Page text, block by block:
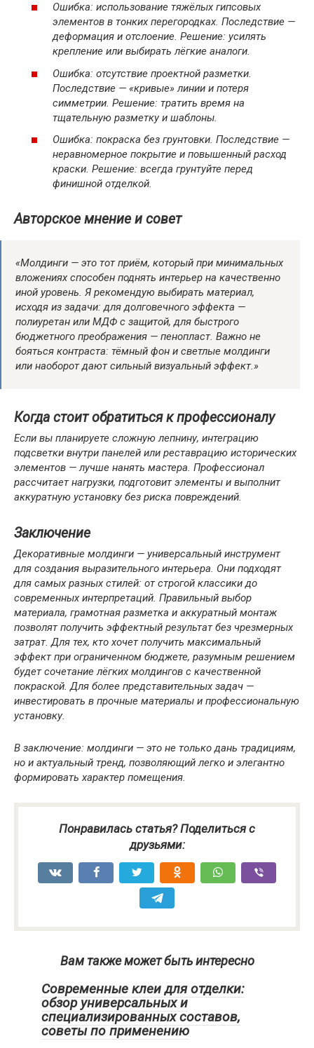
Ошибка: использование тяжёлых гипсовых
элементов в тонких перегородках. Последствие —
деформация и отслоение. Решение: усилять
крепление или выбирать лёгкие аналоги.
Ошибка: отсутствие проектной разметки.
Последствие — «кривые» линии и потеря
симметрии. Решение: тратить время на
тщательную разметку и шаблоны.
Ошибка: покраска без грунтовки. Последствие —
неравномерное покрытие и повышенный расход
краски. Решение: всегда грунтуйте перед
финишной отделкой.
Авторское мнение и совет
«Молдинги — это тот приём, который при минимальных
вложениях способен поднять интерьер на качественно
иной уровень. Я рекомендую выбирать материал,
исходя из задачи: для долговечного эффекта —
полиуретан или МДФ с защитой, для быстрого
бюджетного преображения — пенопласт. Важно не
бояться контраста: тёмный фон и светлые молдинги
или наоборот дают сильный визуальный эффект.»
Когда стоит обратиться к профессионалу
Если вы планируете сложную лепнину, интеграцию
подсветки внутри панелей или реставрацию исторических
элементов — лучше нанять мастера. Профессионал
рассчитает нагрузки, подготовит элементы и выполнит
аккуратную установку без риска повреждений.
Заключение
Декоративные молдинги — универсальный инструмент
для создания выразительного интерьера. Они подходят
для самых разных стилей: от строгой классики до
современных интерпретаций. Правильный выбор
материала, грамотная разметка и аккуратный монтаж
позволят получить эффектный результат без чрезмерных
затрат. Для тех, кто хочет получить максимальный
эффект при ограниченном бюджете, разумным решением
будет сочетание лёгких молдингов с качественной
покраской. Для более представительных задач —
инвестировать в прочные материалы и профессиональную
установку.
В заключение: молдинги — это не только дань традициям,
но и актуальный тренд, позволяющий легко и элегантно
формировать характер помещения.
Понравилась статья? Поделиться с
друзьями:
Вам также может быть интересно
Современные клеи для отделки:
обзор универсальных и
специализированных составов,
советы по применению